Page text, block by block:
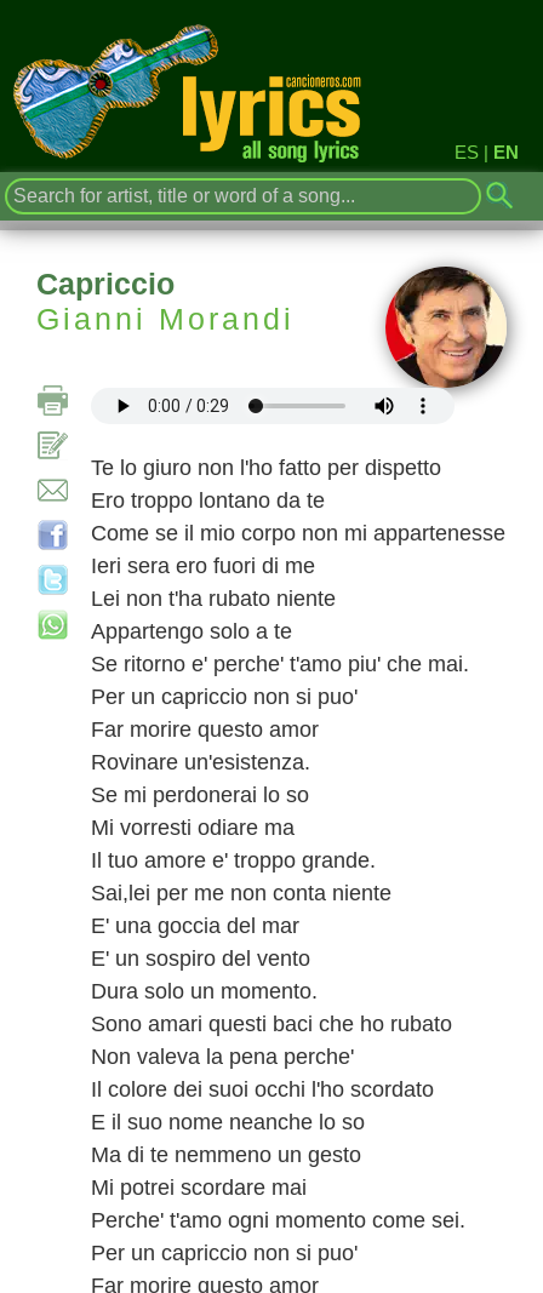
ES | EN
Capriccio
Gianni Morandi
Te lo giuro non l'ho fatto per dispetto
Ero troppo lontano da te
Come se il mio corpo non mi appartenesse
Ieri sera ero fuori di me
Lei non t'ha rubato niente
Appartengo solo a te
Se ritorno e' perche' t'amo piu' che mai.
Per un capriccio non si puo'
Far morire questo amor
Rovinare un'esistenza.
Se mi perdonerai lo so
Mi vorresti odiare ma
Il tuo amore e' troppo grande.
Sai,lei per me non conta niente
E' una goccia del mar
E' un sospiro del vento
Dura solo un momento.
Sono amari questi baci che ho rubato
Non valeva la pena perche'
Il colore dei suoi occhi l'ho scordato
E il suo nome neanche lo so
Ma di te nemmeno un gesto
Mi potrei scordare mai
Perche' t'amo ogni momento come sei.
Per un capriccio non si puo'
Far morire questo amor